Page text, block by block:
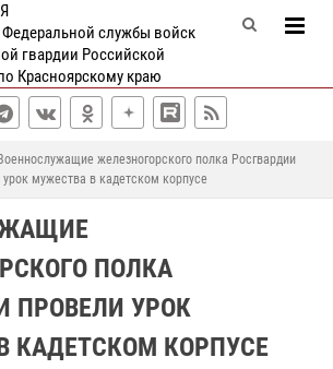
службы войск
гвардии Российской
Красноярскому краю
Военнослужащие железногорского полка Росгвардии
урок мужества в кадетском корпусе
ПОЛКА
ПРОВЕЛИ УРОК
КАДЕТСКОМ КОРПУСЕ